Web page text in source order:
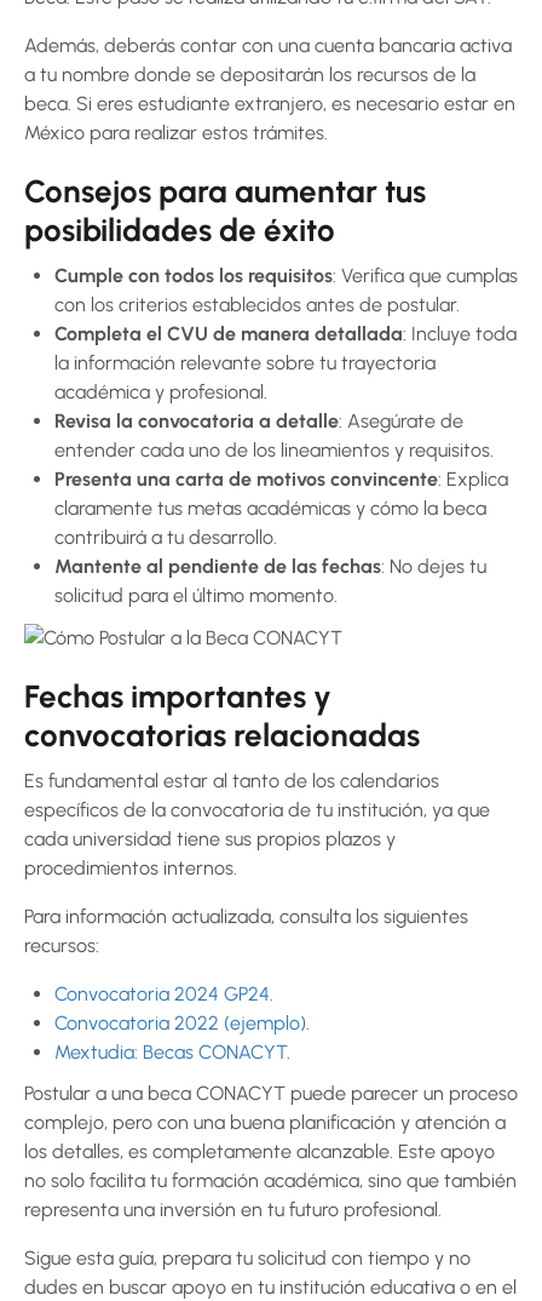
Además, deberás contar con una cuenta bancaria activa
a tu nombre donde se depositarán los recursos de la
beca. Si eres estudiante extranjero, es necesario estar en
México para realizar estos trámites.
Consejos para aumentar tus
posibilidades de éxito
Cumple con todos los requisitos: Verifica que cumplas
con los criterios establecidos antes de postular.
Completa el CVU de manera detallada: Incluye toda
la información relevante sobre tu trayectoria
académica y profesional.
Revisa la convocatoria a detalle: Asegúrate de
entender cada uno de los lineamientos y requisitos.
Presenta una carta de motivos convincente: Explica
claramente tus metas académicas y cómo la beca
contribuirá a tu desarrollo.
Mantente al pendiente de las fechas: No dejes tu
solicitud para el último momento.
Fechas importantes y
convocatorias relacionadas
Es fundamental estar al tanto de los calendarios
específicos de la convocatoria de tu institución, ya que
cada universidad tiene sus propios plazos y
procedimientos internos.
Para información actualizada, consulta los siguientes
recursos:
Convocatoria 2024 GP24.
Convocatoria 2022 (ejemplo).
Mextudia: Becas CONACYT.
Postular a una beca CONACYT puede parecer un proceso
complejo, pero con una buena planificación y atención a
los detalles, es completamente alcanzable. Este apoyo
no solo facilita tu formación académica, sino que también
representa una inversión en tu futuro profesional.
Sigue esta guía, prepara tu solicitud con tiempo y no
dudes en buscar apoyo en tu institución educativa o en el